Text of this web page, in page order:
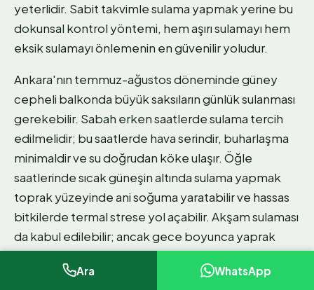
yeterlidir. Sabit takvimle sulama yapmak yerine bu
dokunsal kontrol yöntemi, hem aşırı sulamayı hem
eksik sulamayı önlemenin en güvenilir yoludur.
Ankara'nın temmuz-ağustos döneminde güney
cepheli balkonda büyük saksıların günlük sulanması
gerekebilir. Sabah erken saatlerde sulama tercih
edilmelidir; bu saatlerde hava serindir, buharlaşma
minimaldir ve su doğrudan köke ulaşır. Öğle
saatlerinde sıcak güneşin altında sulama yapmak
toprak yüzeyinde ani soğuma yaratabilir ve hassas
bitkilerde termal strese yol açabilir. Akşam sulaması
da kabul edilebilir; ancak gece boyunca yaprak
yüzeyinde kalan nem mantar hastalığı riskini
artırabilir.
Ara WhatsApp